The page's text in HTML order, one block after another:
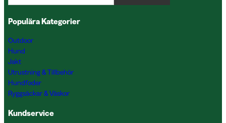
Populära Kategorier
Outdoor
Hund
Jakt
Utrustning & Tillbehör
Hundfoder
Ryggsäckar & Väskor
Kundservice